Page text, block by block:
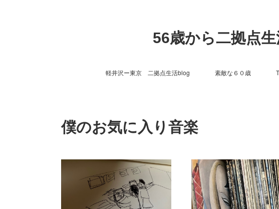
56歳から二拠点
軽井沢ー東京 二拠点生活blog 素敵な６０歳
僕のお気に入り音楽